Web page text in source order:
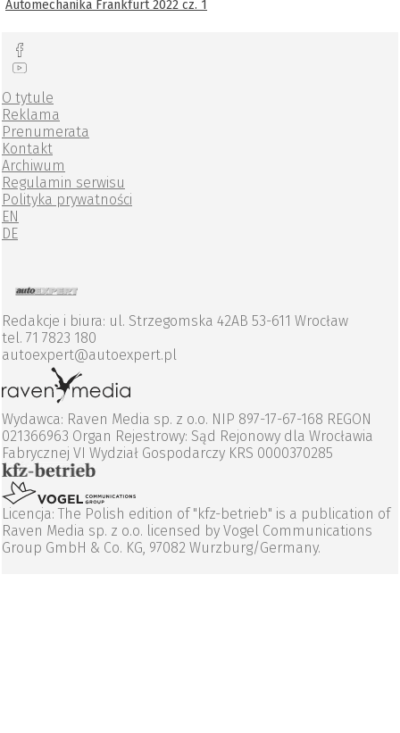
Automechanika Frankfurt 2022 cz. 1
O tytule
Reklama
Prenumerata
Kontakt
Archiwum
Regulamin serwisu
Polityka prywatności
EN
DE
Redakcje i biura: ul. Strzegomska 42AB 53-611 Wrocław
tel. 71 7823 180
autoexpert@autoexpert.pl
Wydawca: Raven Media sp. z o.o. NIP 897-17-67-168 REGON
021366963 Organ Rejestrowy: Sąd Rejonowy dla Wrocławia
Fabrycznej VI Wydział Gospodarczy KRS 0000370285
Licencja: The Polish edition of "kfz-betrieb" is a publication of
Raven Media sp. z o.o. licensed by Vogel Communications
Group GmbH & Co. KG, 97082 Wurzburg/Germany.